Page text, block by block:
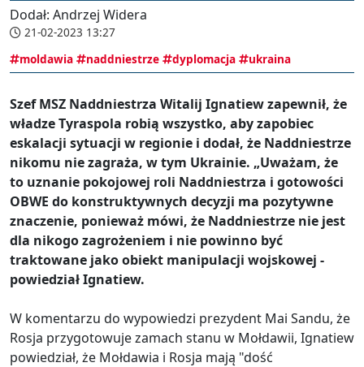
Dodał: Andrzej Widera
21-02-2023 13:27
moldawia
naddniestrze dyplomacja ukraina
Szef MSZ Naddniestrza Witalij Ignatiew zapewnił, że
władze Tyraspola robią wszystko, aby zapobiec
eskalacji sytuacji w regionie i dodał, że Naddniestrze
nikomu nie zagraża, w tym Ukrainie. „Uważam, że
to uznanie pokojowej roli Naddniestrza i gotowości
OBWE do konstruktywnych decyzji ma pozytywne
znaczenie, ponieważ mówi, że Naddniestrze nie jest
dla nikogo zagrożeniem i nie powinno być
traktowane jako obiekt manipulacji wojskowej -
powiedział Ignatiew.
W komentarzu do wypowiedzi prezydent Mai Sandu, że
Rosja przygotowuje zamach stanu w Mołdawii, Ignatiew
powiedział, że Mołdawia i Rosja mają "dość